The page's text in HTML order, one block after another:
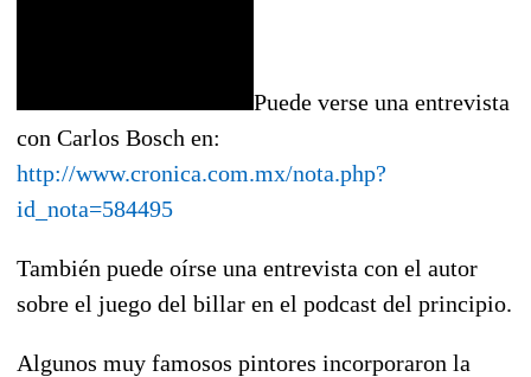
Puede verse una entrevista
con Carlos Bosch en:
http://www.cronica.com.mx/nota.php?
id_nota=584495
También puede oírse una entrevista con el autor
sobre el juego del billar en el podcast del principio.
Algunos muy famosos pintores incorporaron la